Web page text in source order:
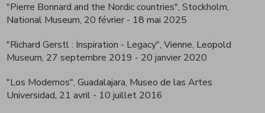
"Pierre Bonnard and the Nordic countries", Stockholm,
National Museum, 20 février - 18 mai 2025
"Richard Gerstl : Inspiration - Legacy", Vienne, Leopold
Museum, 27 septembre 2019 - 20 janvier 2020
"Los Modernos", Guadalajara, Museo de las Artes
Universidad, 21 avril - 10 juillet 2016